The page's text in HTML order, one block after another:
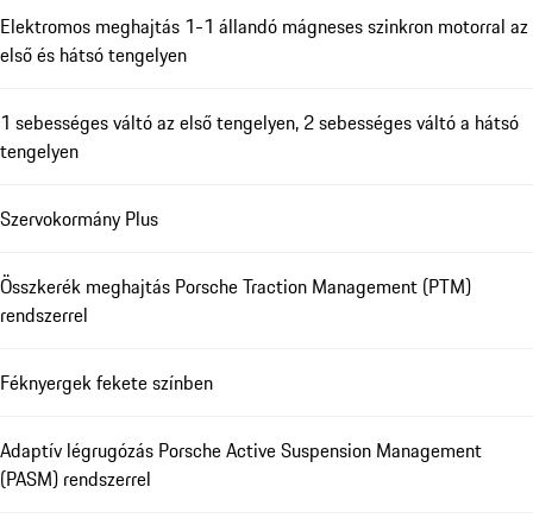
Elektromos meghajtás 1-1 állandó mágneses szinkron motorral az
első és hátsó tengelyen
1 sebességes váltó az első tengelyen, 2 sebességes váltó a hátsó
tengelyen
Szervokormány Plus
Összkerék meghajtás Porsche Traction Management (PTM)
rendszerrel
Féknyergek fekete színben
Adaptív légrugózás Porsche Active Suspension Management
(PASM) rendszerrel